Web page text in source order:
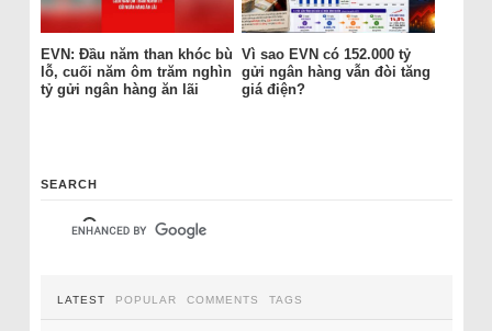
EVN: Đầu năm than khóc bù
lỗ, cuối năm ôm trăm nghìn
tỷ gửi ngân hàng ăn lãi
Vì sao EVN có 152.000 tỷ
gửi ngân hàng vẫn đòi tăng
giá điện?
SEARCH
LATEST POPULAR COMMENTS TAGS